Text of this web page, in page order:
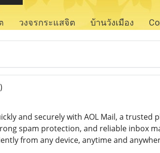
วงจรกระแสจิต บ้านวังเมือง
and securely with AOL Mail, a
spam protection, and reliable inbox
from any device, anytime and